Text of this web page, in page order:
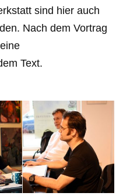
sind hier auch
Nach dem Vortrag
Text.